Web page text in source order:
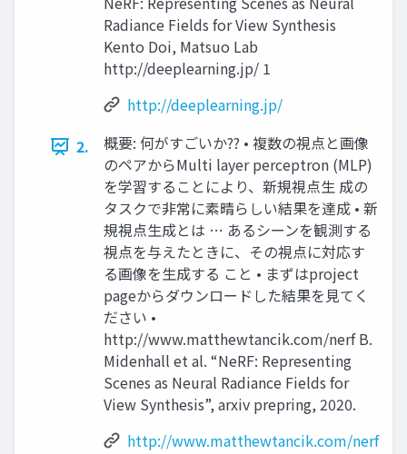
Radiance Fields for View Synthesis
Kento Doi, Matsuo Lab
http://deeplearning.jp/ 1
http://deeplearning.jp/
2.
概要: 何がすごいか?? • 複数の視点と画像
のペアからMulti layer perceptron (MLP)
を学習することにより、新規視点⽣ 成の
タスクで⾮常に素晴らしい結果を達成 • 新
規視点⽣成とは … あるシーンを観測する
視点を与えたときに、その視点に対応す
る画像を⽣成する こと • まずはproject
pageからダウンロードした結果を⾒てく
ださい •
http://www.matthewtancik.com/nerf B.
Midenhall et al. “NeRF: Representing
Scenes as Neural Radiance Fields for
View Synthesis”, arxiv prepring, 2020.
http://www.matthewtancik.com/nerf